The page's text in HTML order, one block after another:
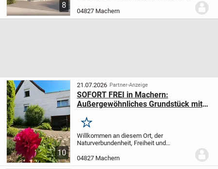
8
Ihren persönlichen Wünschen und
Vorstellungen zu gestalten. Mit 4,0
04827 Machern
10
21.07.2026 Partner-Anzeige
SOFORT FREI in Machern:
Außergewöhnliches Grundstück mit
Visionen
Merken
Willkommen an diesem Ort, der
Naturverbundenheit, Freiheit und
verbindet. In ruhiger Lage auf einem
außergewöhnlichen Grundstück erwartet
04827 Machern